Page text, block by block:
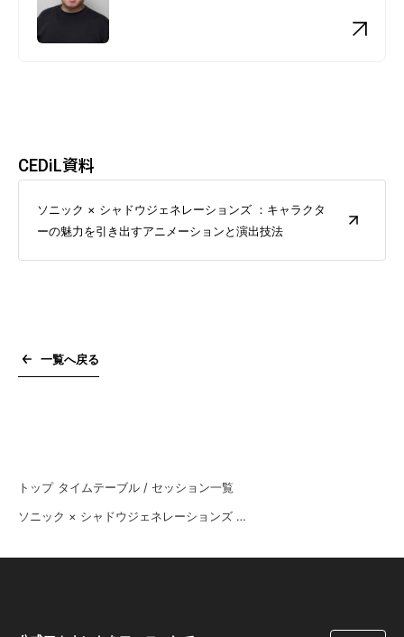
トップ タイムテーブル / セッション一覧
ソニック × シャドウジェネレーションズ ：キャラクターの魅力を引き出すアニメーションと演出技法
CEDiL資料
ソニック × シャドウジェネレーションズ ：キャラクタ
ーの魅力を引き出すアニメーションと演出技法
一覧へ戻る